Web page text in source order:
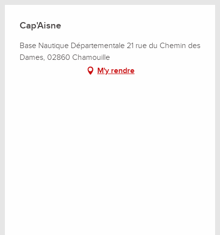
Cap'Aisne
Base Nautique Départementale 21 rue du Chemin des
Dames, 02860 Chamouille
M'y rendre